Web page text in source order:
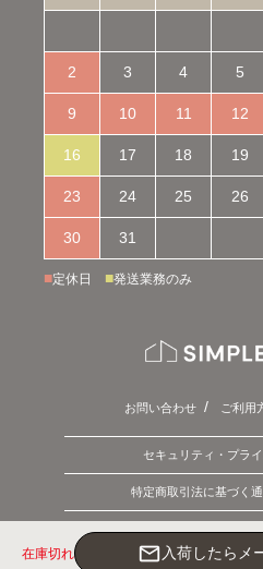
在庫切れ mail_outline 入荷したらメ
2 3 4 5
9 10 11 12
16 17 18 19
23 24 25 26
30 31
■定休日 ■発送業務のみ
お問い合わせ ご利用
セキュリティ・プラ
特定商取引法に基づく
Copyright © 2026 SIMPLE